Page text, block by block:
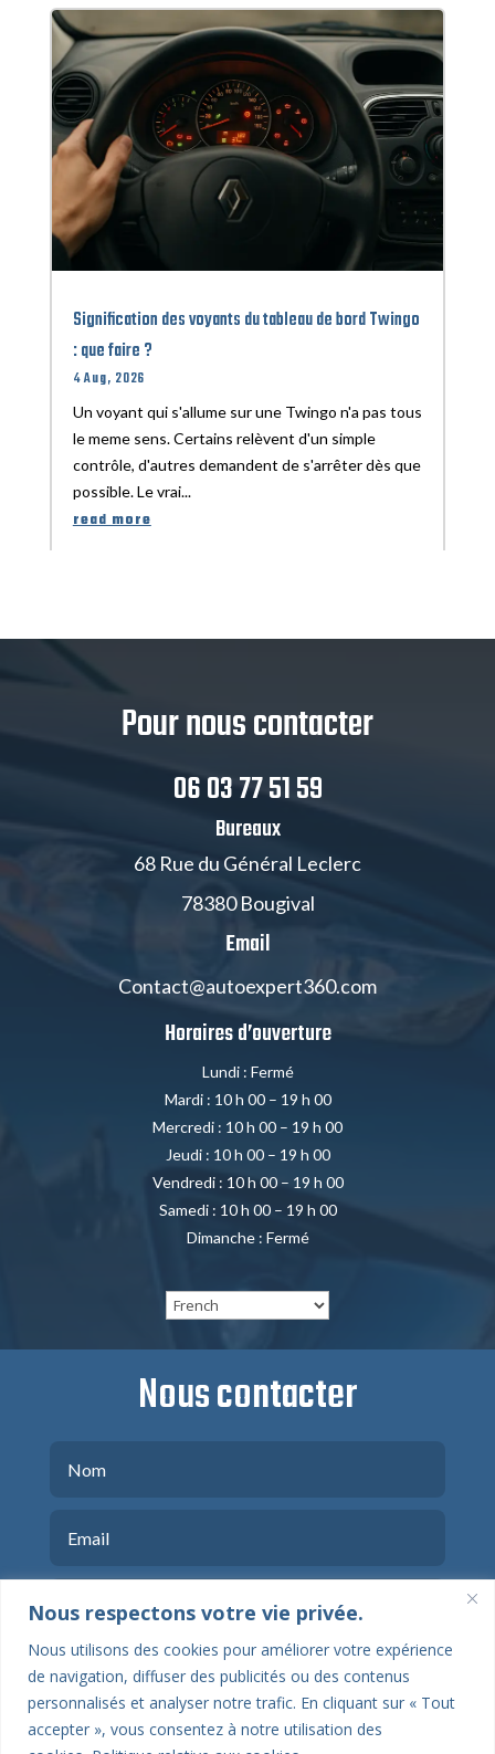
Nous respectons votre vie privée.
Nous utilisons des cookies pour améliorer votre expérience
de navigation, diffuser des publicités ou des contenus
personnalisés et analyser notre trafic. En cliquant sur « Tout
accepter », vous consentez à notre utilisation des
Signification des voyants du tableau de bord Twingo
: que faire ?
4 Aug, 2026
Un voyant qui s'allume sur une Twingo n'a pas tous
le meme sens. Certains relèvent d'un simple
contrôle, d'autres demandent de s'arrêter dès que
possible. Le vrai...
read more
Pour nous contacter
06 03 77 51 59
Bureaux
68 Rue du Général Leclerc
78380 Bougival
Email
Contact@autoexpert360.com
Horaires d’ouverture
Lundi : Fermé
Mardi : 10 h 00 – 19 h 00
Mercredi : 10 h 00 – 19 h 00
Jeudi : 10 h 00 – 19 h 00
Vendredi : 10 h 00 – 19 h 00
Samedi : 10 h 00 – 19 h 00
Dimanche : Fermé
Nous contacter